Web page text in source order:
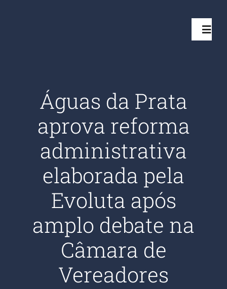
Projetos
Quem somos
Águas da Prata
aprova reforma
administrativa
elaborada pela
Evoluta após
amplo debate na
Câmara de
Vereadores